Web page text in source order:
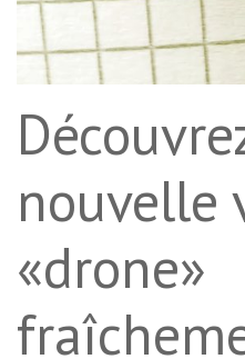
nouvelle
«drone»